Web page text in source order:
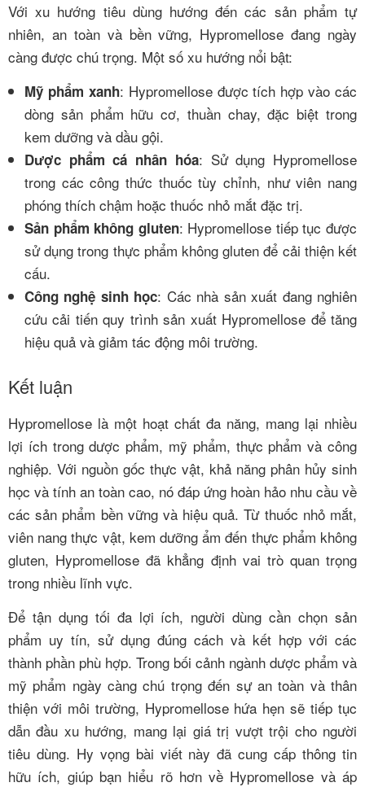
Với xu hướng tiêu dùng hướng đến các sản phẩm tự
nhiên, an toàn và bền vững, Hypromellose đang ngày
càng được chú trọng. Một số xu hướng nổi bật:
Mỹ phẩm xanh: Hypromellose được tích hợp vào các
dòng sản phẩm hữu cơ, thuần chay, đặc biệt trong
kem dưỡng và dầu gội.
Dược phẩm cá nhân hóa: Sử dụng Hypromellose
trong các công thức thuốc tùy chỉnh, như viên nang
phóng thích chậm hoặc thuốc nhỏ mắt đặc trị.
Sản phẩm không gluten: Hypromellose tiếp tục được
sử dụng trong thực phẩm không gluten để cải thiện kết
cấu.
Công nghệ sinh học: Các nhà sản xuất đang nghiên
cứu cải tiến quy trình sản xuất Hypromellose để tăng
hiệu quả và giảm tác động môi trường.
Kết luận
Hypromellose là một hoạt chất đa năng, mang lại nhiều
lợi ích trong dược phẩm, mỹ phẩm, thực phẩm và công
nghiệp. Với nguồn gốc thực vật, khả năng phân hủy sinh
học và tính an toàn cao, nó đáp ứng hoàn hảo nhu cầu về
các sản phẩm bền vững và hiệu quả. Từ thuốc nhỏ mắt,
viên nang thực vật, kem dưỡng ẩm đến thực phẩm không
gluten, Hypromellose đã khẳng định vai trò quan trọng
trong nhiều lĩnh vực.
Để tận dụng tối đa lợi ích, người dùng cần chọn sản
phẩm uy tín, sử dụng đúng cách và kết hợp với các
thành phần phù hợp. Trong bối cảnh ngành dược phẩm và
mỹ phẩm ngày càng chú trọng đến sự an toàn và thân
thiện với môi trường, Hypromellose hứa hẹn sẽ tiếp tục
dẫn đầu xu hướng, mang lại giá trị vượt trội cho người
tiêu dùng. Hy vọng bài viết này đã cung cấp thông tin
hữu ích, giúp bạn hiểu rõ hơn về Hypromellose và áp